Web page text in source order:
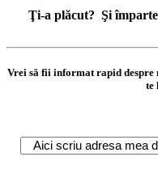
Ţi-a plăcut? Şi
Vrei să fii informat rapid despre
te